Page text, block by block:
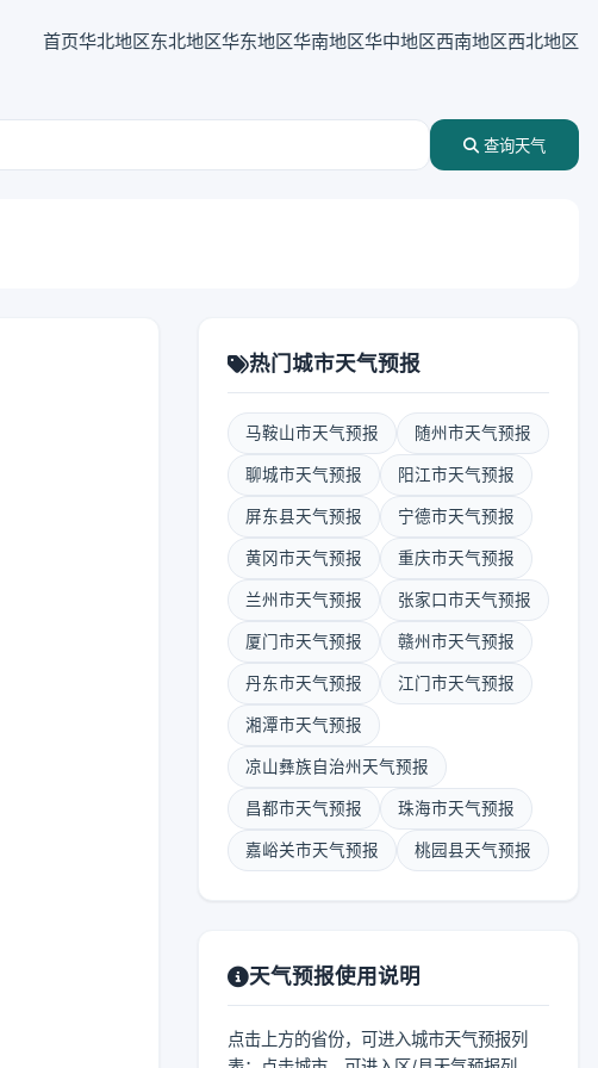
首页华北地区东北地区华东地区华南地区华中地区西南地区西北地区
查询天气
热门城市天气预报
马鞍山市天气预报 随州市天气预报
聊城市天气预报 阳江市天气预报
屏东县天气预报 宁德市天气预报
黄冈市天气预报 重庆市天气预报
兰州市天气预报 张家口市天气预报
厦门市天气预报 赣州市天气预报
丹东市天气预报 江门市天气预报
湘潭市天气预报
凉山彝族自治州天气预报
昌都市天气预报 珠海市天气预报
嘉峪关市天气预报 桃园县天气预报
天气预报使用说明
点击上方的省份，可进入城市天气预报列